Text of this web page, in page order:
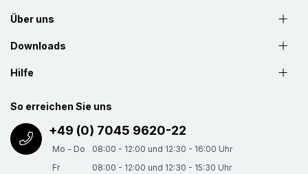
Über uns
Downloads
Hilfe
So erreichen Sie uns
+49 (0) 7045 9620-22
Mo - Do
08:00 - 12:00 und 12:30 - 16:00 Uhr
Fr
08:00 - 12:00 und 12:30 - 15:30 Uhr